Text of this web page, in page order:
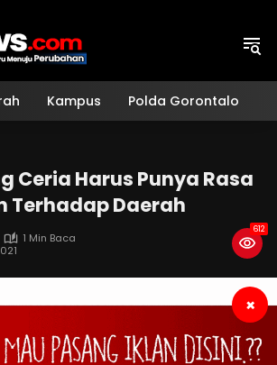
Kampus Polda Gorontalo
Ceria Harus Punya Rasa
Terhadap Daerah
1 Min Baca
612
×